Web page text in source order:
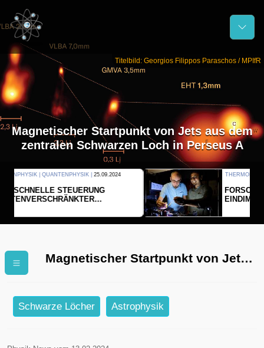
Titelbild: Georgios Filippos Paraschos / MPIfR
Magnetischer Startpunkt von Jets aus dem
zentralen Schwarzen Loch in Perseus A
THERMODYNAMIK | WELLENLEHRE |23.09.2024
FORSCHER ERZEUGEN
EINDIMENSIONALES GAS AUS LICHT
Magnetischer Startpunkt von Jets
Schwarze Löcher Astrophysik